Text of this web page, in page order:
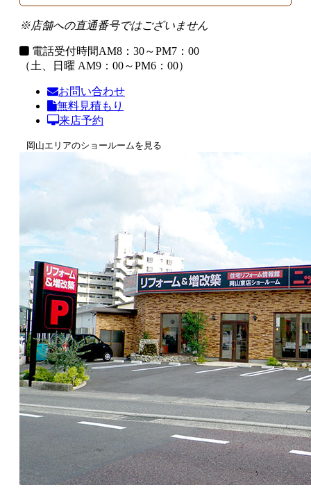
※店舗への直通番号ではございません
電話受付時間AM8：30～PM7：00
（土、日曜 AM9：00～PM6：00）
お問い合わせ
無料見積もり
来店予約
岡山エリアのショールームを見る